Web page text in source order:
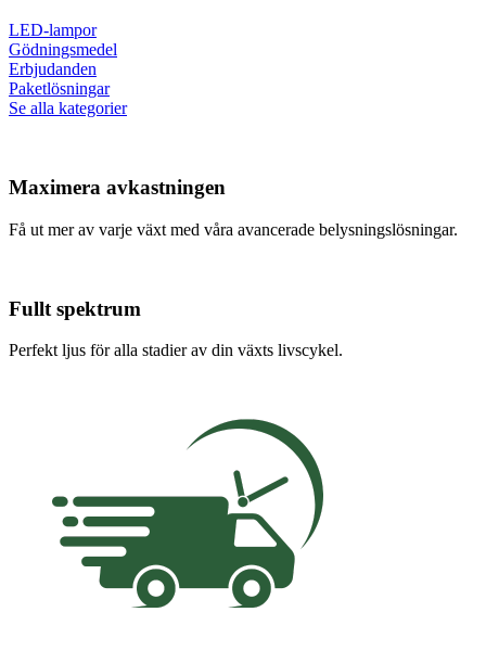
LED-lampor
Gödningsmedel
Erbjudanden
Paketlösningar
Se alla kategorier
Maximera avkastningen
Få ut mer av varje växt med våra avancerade belysningslösningar.
Fullt spektrum
Perfekt ljus för alla stadier av din växts livscykel.